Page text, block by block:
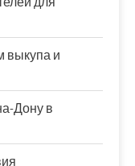
выкупа и
Дону в